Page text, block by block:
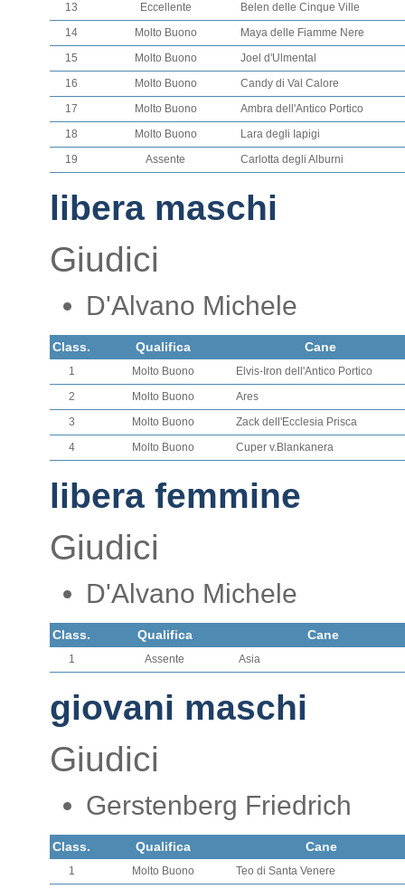
13
Eccellente
Belen delle Cinque Ville
14
Molto Buono
Maya delle Fiamme Nere
15
Molto Buono
Joel d'Ulmental
16
Molto Buono
Candy di Val Calore
17
Molto Buono
Ambra dell'Antico Portico
18
Molto Buono
Lara degli Iapigi
19
Assente Carlotta degli Alburni
libera maschi
Giudici
D'Alvano Michele
Class. Qualifica Cane
1 Molto Buono
Elvis-Iron dell'Antico Portico
2
Molto Buono
Ares
3
Molto Buono
Zack dell'Ecclesia Prisca
4
Molto Buono Cuper v.Blankanera
libera femmine
Giudici
D'Alvano Michele
Class. Qualifica Cane
1 Assente Asia
giovani maschi
Giudici
Gerstenberg Friedrich
Class. Qualifica Cane
1 Molto Buono
Teo di Santa Venere